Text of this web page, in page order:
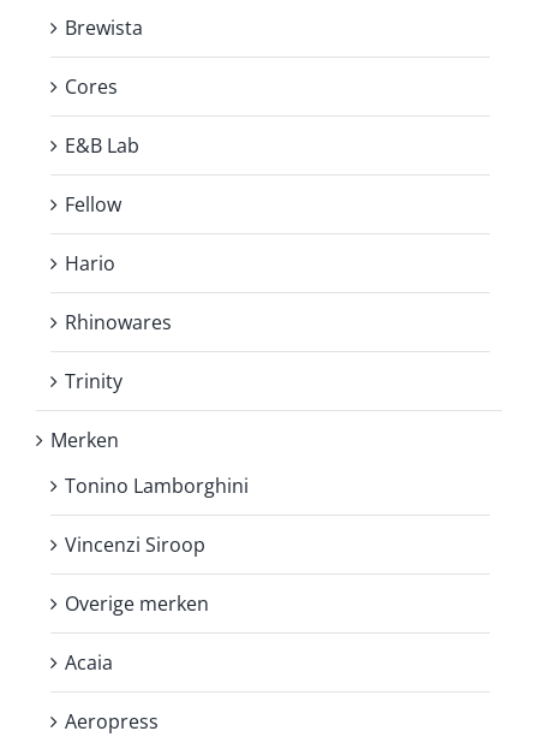
Brewista
Cores
E&B Lab
Fellow
Hario
Rhinowares
Trinity
Merken
Tonino Lamborghini
Vincenzi Siroop
Overige merken
Acaia
Aeropress